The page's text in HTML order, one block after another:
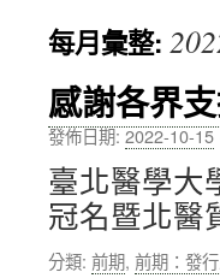
要
內
容
每月彙整:
感謝各界
發佈日期:2022-10-15
臺北醫學大
冠名暨北醫
分類: 前期, 前期：發